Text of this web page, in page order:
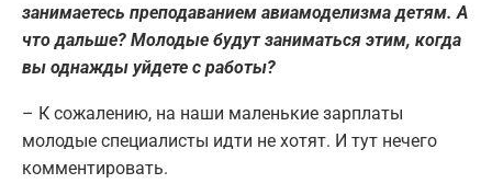
занимаетесь преподаванием авиамоделизма детям. А
что дальше? Молодые будут заниматься этим, когда
вы однажды уйдете с работы?
– К сожалению, на наши маленькие зарплаты
молодые специалисты идти не хотят. И тут нечего
комментировать.